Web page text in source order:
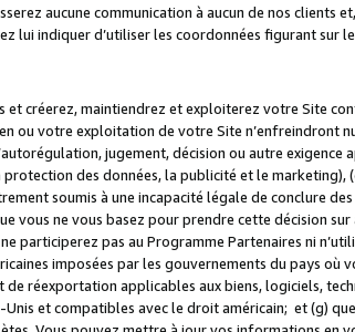
aucune communication à aucun de nos clients
lui indiquer d’utiliser les coordonnées figurant sur
et créerez, maintiendrez et exploiterez votre Site
ou votre exploitation de votre Site n’enfreindront
jugement, décision ou autre exigence
des données, la publicité et le marketing),
soumis à une incapacité légale de conclure
vous ne vous basez pour prendre cette décision
participerez pas au Programme Partenaires ni
imposées par les gouvernements du pays où
réexportation applicables aux biens, logiciels,
et compatibles avec le droit américain; et (g)